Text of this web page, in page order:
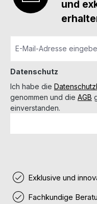
und
Datenschutz
Ich habe die
genommen und die AGB
einverstanden.
Exklusive und
Fachkundige